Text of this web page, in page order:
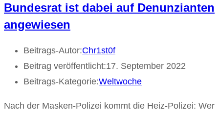
Bundesrat ist dabei auf Denunzianten
angewiesen
Beitrags-Autor:Chr1st0f
Beitrag veröffentlicht:17. September 2022
Beitrags-Kategorie:Weltwoche
Nach der Masken-Polizei kommt die Heiz-Polizei: Wer